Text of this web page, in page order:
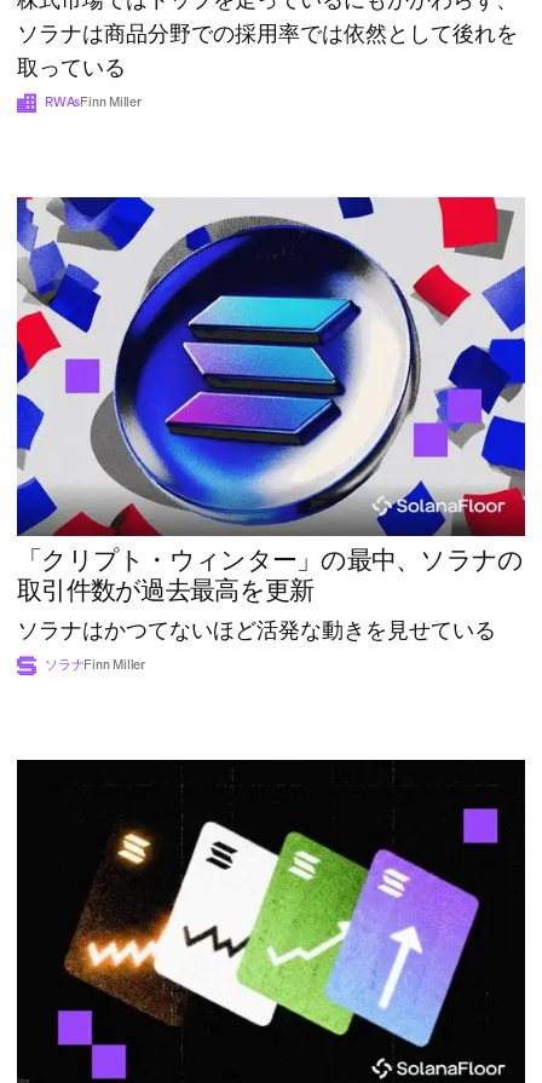
ソラナは商品分野での採用率では依然として後れを
取っている
RWAsFinn Miller
「クリプト・ウィンター」の最中、ソラナの
取引件数が過去最高を更新
ソラナはかつてないほど活発な動きを見せている
ソラナFinn Miller